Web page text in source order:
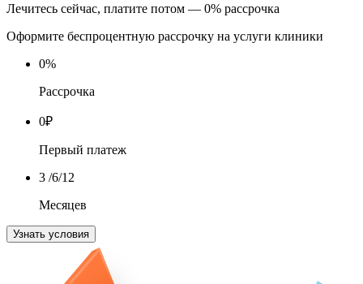
Лечитесь сейчас, платите потом — 0% рассрочка
Оформите беспроцентную рассрочку на услуги клиники
0%
Рассрочка
0₽
Первый платеж
3 /6/12
Месяцев
Узнать условия